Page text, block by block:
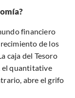
financiero
de los
caja del Tesoro
el quantitative
abre el grifo